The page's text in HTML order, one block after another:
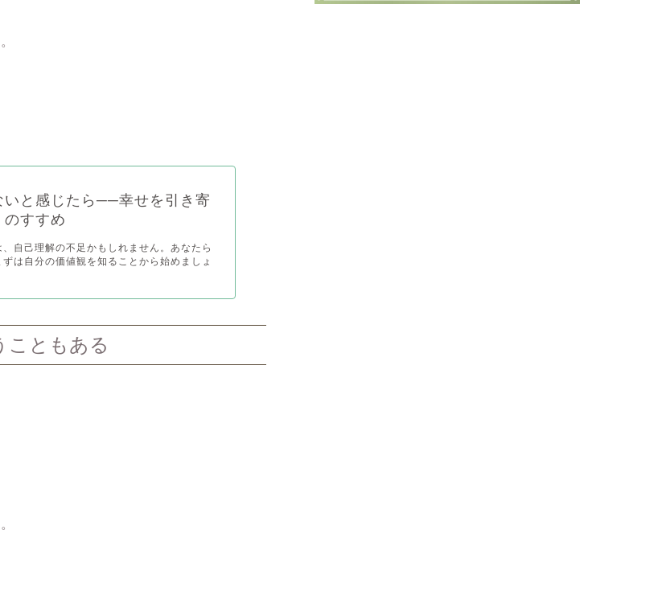
いと感じたら──幸せを引き寄
すすめ
自己理解の不足かもしれません。あなたら
は自分の価値観を知ることから始めましょ
こともある